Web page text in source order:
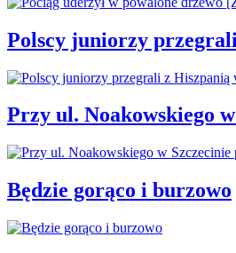
Polscy juniorzy
Przy ul. Noakowskiego
Będzie gorąco i burzowo